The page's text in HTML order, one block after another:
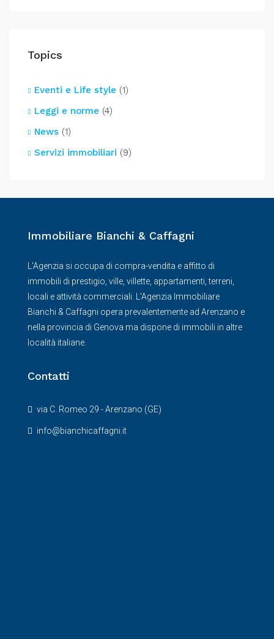
Topics
Eventi e Life style (1)
Leggi e norme (4)
News (1)
Servizi immobiliari (9)
Immobiliare Bianchi & Caffagni
L'Agenzia si occupa di compra-vendita e affitto di
immobili di prestigio, ville, villette, appartamenti, terreni,
locali e attività commerciali. L'Agenzia Immobiliare
Bianchi & Caffagni opera prevalentemente ad Arenzano e
nella provincia di Genova ma dispone di immobili in altre
località italiane.
Contatti
via C. Romeo 29 - Arenzano (GE)
info@bianchicaffagni.it